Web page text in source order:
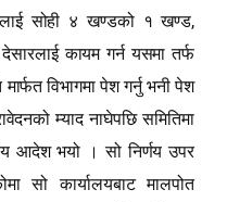
सोही ४ खण्डको १ खण्ड,
कायम गर्न यसमा तर्फ
विभागमा पेश गर्नु भनी पेश
म्याद नाघेपछि समितिमा
आदेश भयो । सो निर्णय उपर
सो कार्यालयबाट मालपोत